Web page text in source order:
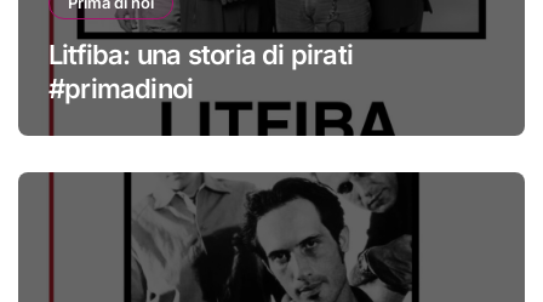
Litfiba: una storia di pirati
#primadinoi